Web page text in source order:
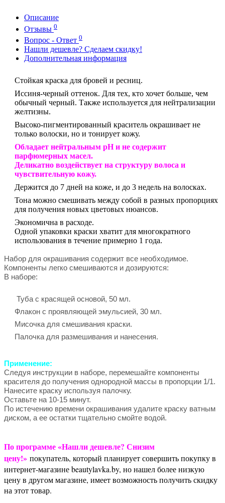
Описание
Отзывы 0
Вопрос - Ответ 0
Нашли дешевле? Сделаем скидку!
Дополнительная информация
Стойкая краска для бровей и ресниц.
Иссиня-черный оттенок. Для тех, кто хочет больше, чем
обычный черный. Также используется для нейтрализации
желтизны.
Высоко-пигментированный краситель окрашивает не
только волоски, но и тонирует кожу.
Обладает нейтральным pH и не содержит
парфюмерных масел.
Деликатно воздействует на структуру волоса и
чувствительную кожу.
Держится до 7 дней на коже, и до 3 недель на волосках.
Тона можно смешивать между собой в разных пропорциях
для получения новых цветовых нюансов.
Экономична в расходе.
Одной упаковки краски хватит для многократного
использования в течение примерно 1 года.
Набор для окрашивания содержит все необходимое.
Компоненты легко смешиваются и дозируются:
В наборе:
Туба с красящей основой, 50 мл.
Флакон с проявляющей эмульсией, 30 мл.
Мисочка для смешивания краски.
Палочка для размешивания и нанесения.
Применение:
Следуя инструкции в наборе, перемешайте компоненты
красителя до получения однородной массы в пропорции 1/1.
Нанесите краску используя палочку.
Оставьте на 10-15 минут.
По истечению времени окрашивания удалите краску ватным
диском, а ее остатки тщательно смойте водой.
По программе «Нашли дешевле? Снизим
цену!» покупатель, который планирует совершить покупку в
интернет-магазине beautylavka.by, но нашел более низкую
цену в другом магазине, имеет возможность получить скидку
на этот товар.